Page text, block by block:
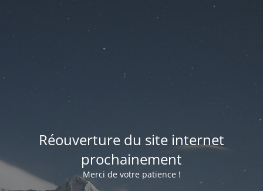
Réouverture du site internet
prochainement
Merci de votre patience !